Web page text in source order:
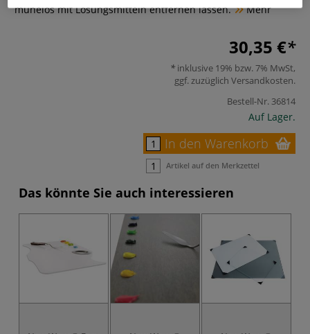
mühelos mit Lösungsmitteln entfernen lassen.
Mehr
30,35 €
inklusive 19% bzw. 7% MwSt,
ggf. zuzüglich Versandkosten.
Bestell-Nr. 36814
Auf Lager.
In den Warenkorb
Artikel auf den Merkzettel
Das könnte Sie auch interessieren